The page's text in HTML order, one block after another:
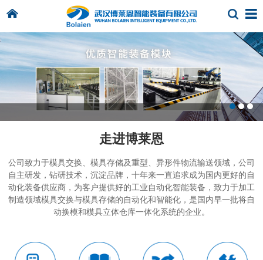
走进博莱恩
公司致力于模具交换、模具存储及重型、异形件物流输送领域，公司
自主研发，钻研技术，沉淀品牌，十年来一直追求成为国内更好的自
动化装备供应商，为客户提供好的工业自动化智能装备，致力于加工
制造领域模具交换与模具存储的自动化和智能化，是国内早一批将自
动换模和模具立体仓库一体化系统的企业。